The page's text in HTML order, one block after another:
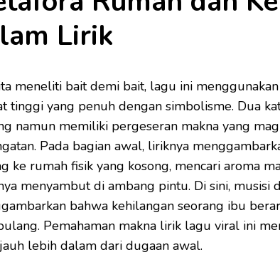
Lirik
meneliti bait demi bait, lagu ini
tinggi yang penuh dengan simbolisme. Dua
namun memiliki pergeseran makna yang
Pada bagian awal, liriknya
ke rumah fisik yang kosong, mencari aroma
menyambut di ambang pintu. Di sini, musisi
bahwa kehilangan seorang ibu
Pemahaman makna lirik lagu viral ini
lebih dalam dari dugaan awal.